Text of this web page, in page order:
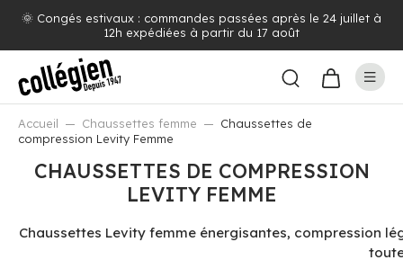
🌞 Congés estivaux : commandes passées après le 24 juillet à
12h expédiées à partir du 17 août
Accueil Chaussettes femme
Chaussettes de
compression Levity Femme
CHAUSSETTES DE COMPRESSION
LEVITY FEMME
Chaussettes Levity femme énergisantes, compression